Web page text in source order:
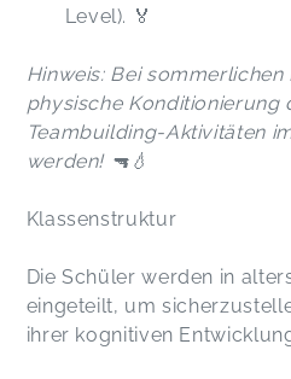
Level). 🏅
Hinweis: Bei
physische Konditionierung
Teambuilding-Aktivitäten
werden! 🔫💧
Klassenstruktur
Die Schüler werden in
eingeteilt, um
ihrer kognitiven